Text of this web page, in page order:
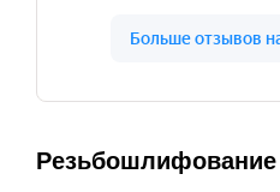
Резьбошлифование